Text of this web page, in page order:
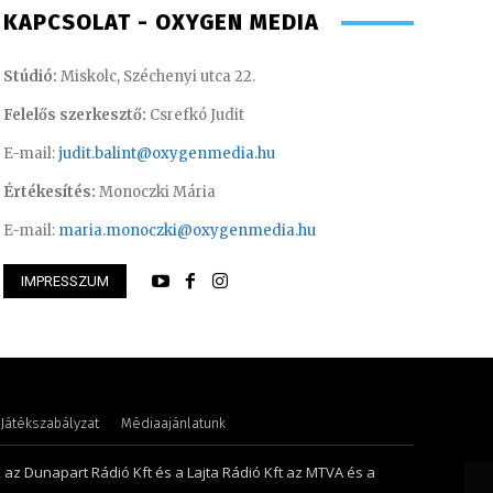
– irodavezető
KAPCSOLAT - OXYGEN MEDIA
Stúdió: Miskolc, Széchenyi utca 22.
Felelős szerkesztő: Csrefkó Judit
E-mail:judit.balint@oxygenmedia.hu
Értékesítés: Monoczki Mária
E-mail: maria.monoczki@oxygenmedia.hu
IMPRESSZUM
Játékszabályzat Médiaajánlatunk
Dunapart Rádió Kft és a Lajta Rádió Kft az MTVA és a